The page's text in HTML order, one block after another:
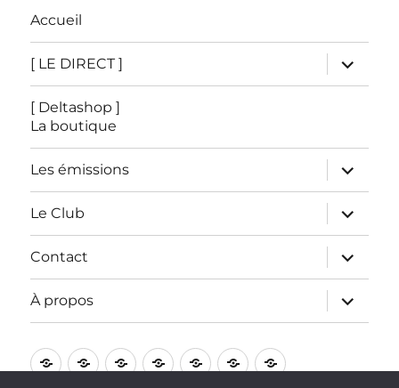
Accueil
[ LE DIRECT ]
ouvrir
le
sous-
[ Deltashop ]
La boutique
Les émissions
ouvrir
le
sous-
menu
Le Club
ouvrir
le
sous-
menu
Contact
ouvrir
le
sous-
menu
À propos
ouvrir
le
sous-
Accueil
[
[
Les
Le
Contact
À